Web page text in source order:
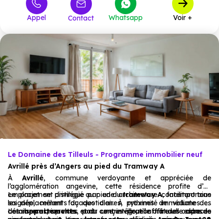
Appel Contact Whatsapp Voir +
Le Domaine des Tilleuls - Programme immobilier neuf
Avrillé près d’Angers au pied du Tramway A
À Avrillé, commune verdoyante et appréciée de
l’agglomération angevine, cette résidence profite d’un
emplacement privilégié au pied dutramway A, facilitant tous
les déplacements du quotidien. À proximité immédiate des
commerces, services et du centre-ville, elle offre un cadre de
Le projet se distingue par une architecture contemporaine
soignée, mêlant façades claires, rythmes de volumes et
détails en briquettes, pour une intégration naturelle dans le
Lesappartementssont conçus pour offrir des espaces